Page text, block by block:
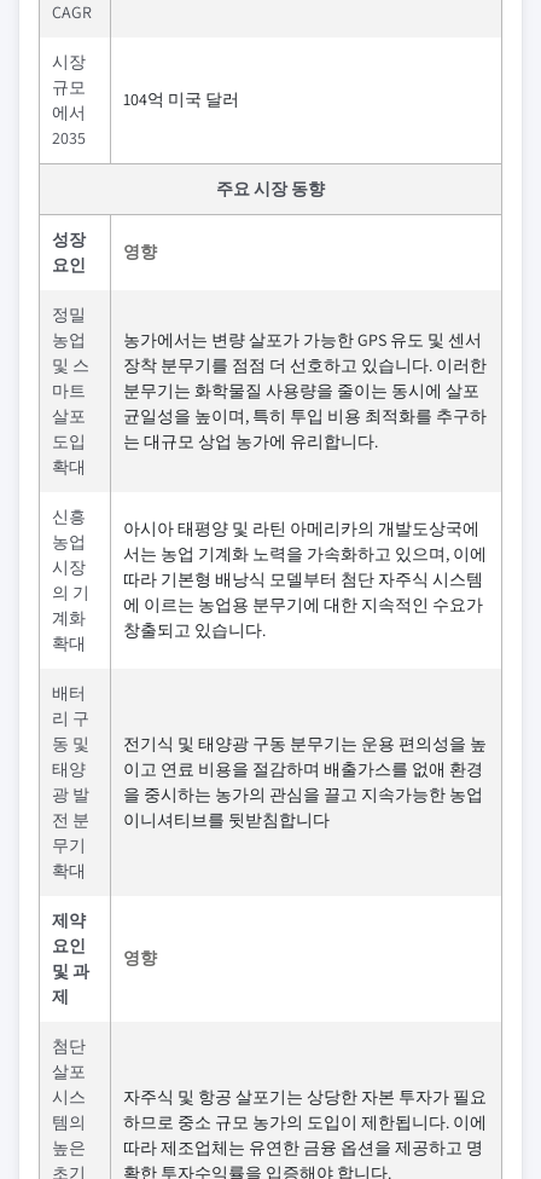
CAGR
시장
규모
에서
2035
104억 미국 달러
주요 시장 동향
성장
요인
영향
정밀
농업
및 스
마트
살포
도입
확대
농가에서는 변량 살포가 가능한 GPS 유도 및 센서
장착 분무기를 점점 더 선호하고 있습니다. 이러한
분무기는 화학물질 사용량을 줄이는 동시에 살포
균일성을 높이며, 특히 투입 비용 최적화를 추구하
는 대규모 상업 농가에 유리합니다.
신흥
농업
시장
의 기
계화
확대
아시아 태평양 및 라틴 아메리카의 개발도상국에
서는 농업 기계화 노력을 가속화하고 있으며, 이에
따라 기본형 배낭식 모델부터 첨단 자주식 시스템
에 이르는 농업용 분무기에 대한 지속적인 수요가
창출되고 있습니다.
배터
리 구
동 및
태양
광 발
전 분
무기
확대
전기식 및 태양광 구동 분무기는 운용 편의성을 높
이고 연료 비용을 절감하며 배출가스를 없애 환경
을 중시하는 농가의 관심을 끌고 지속가능한 농업
이니셔티브를 뒷받침합니다
제약
요인
및 과
제
영향
첨단
살포
시스
템의
높은
초기
자주식 및 항공 살포기는 상당한 자본 투자가 필요
하므로 중소 규모 농가의 도입이 제한됩니다. 이에
따라 제조업체는 유연한 금융 옵션을 제공하고 명
확한 투자수익률을 입증해야 합니다.